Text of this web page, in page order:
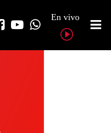
En vivo